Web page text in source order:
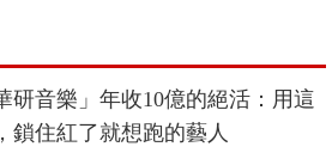
研音樂」年收10億的絕活：用這
鎖住紅了就想跑的藝人